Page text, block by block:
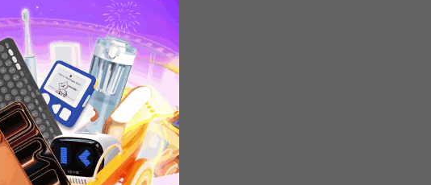
考博英语阅读理
习资料
2020-04-15
43211